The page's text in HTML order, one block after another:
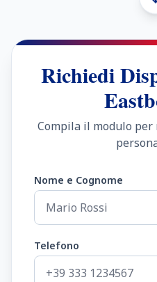
Richiedi
Compila il modulo
Nome e Cognome
Telefono